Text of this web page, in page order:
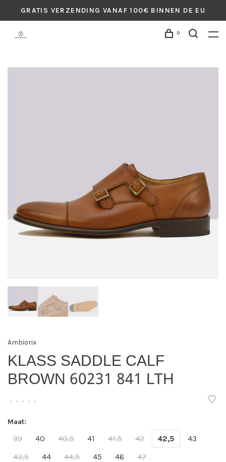
GRATIS VERZENDING VANAF 100€ BINNEN DE EU
0
Ambiorix
KLASS SADDLE CALF
BROWN 60231 841 LTH
• • • • •
Maat:
39 40 40,5 41 41,5 42 42,5
43
43,5
44 44,5 45 46 47